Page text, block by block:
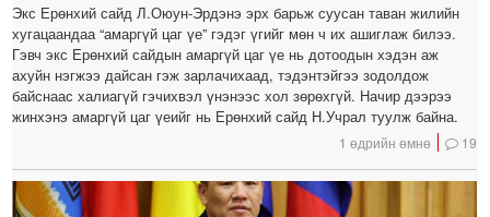
Экс Ерөнхий сайд Л.Оюун-Эрдэнэ эрх барьж суусан таван жилийн
хугацаандаа “амаргүй цаг үе” гэдэг үгийг мөн ч их ашиглаж билээ.
Гэвч экс Ерөнхий сайдын амаргүй цаг үе нь дотоодын хэдэн аж
ахуйн нэгжээ дайсан гэж зарлачихаад, тэдэнтэйгээ зодолдож
байснаас халиагүй гэчихвэл үнэнээс хол зөрөхгүй. Начир дээрээ
жинхэнэ амаргүй цаг үеийг нь Ерөнхий сайд Н.Учрал туулж байна.
1 өдрийн өмнө 19